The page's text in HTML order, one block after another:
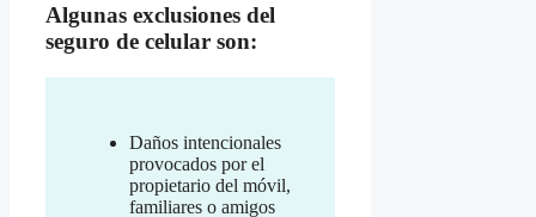
Algunas exclusiones del
seguro de celular son:
Daños intencionales
provocados por el
propietario del móvil,
familiares o amigos